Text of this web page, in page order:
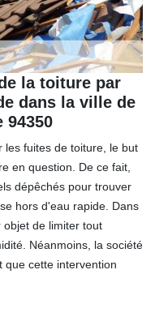
la toiture par
dans la ville de
94350
les fuites de toiture, le but
en question. De ce fait,
dépêchés pour trouver
hors d'eau rapide. Dans
de limiter tout
Néanmoins, la société
que cette intervention